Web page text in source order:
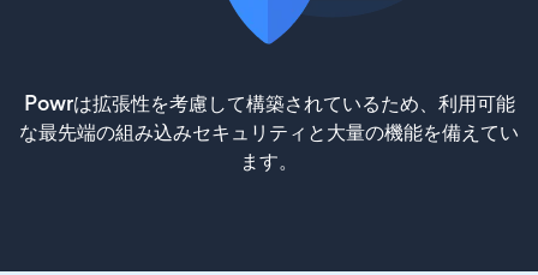
Powrは拡張性を考慮して構築されているため、利用可能
な最先端の組み込みセキュリティと大量の機能を備えてい
ます。